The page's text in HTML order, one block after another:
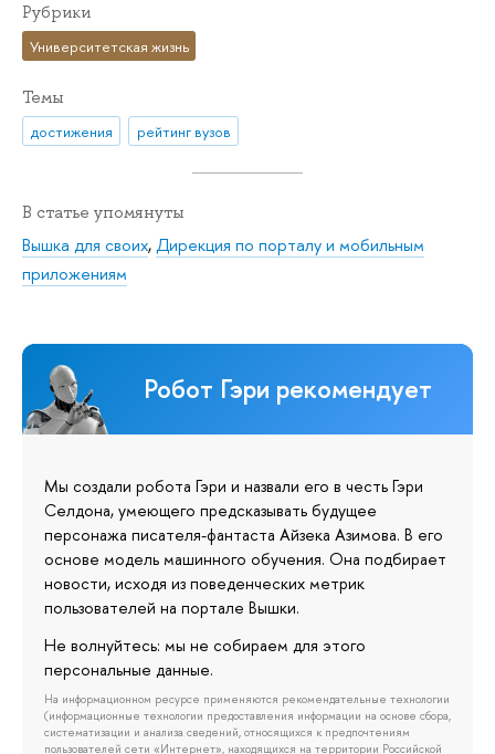
Рубрики
Университетская жизнь
Темы
достижения рейтинг вузов
В статье упомянуты
Вышка для своих,Дирекция по порталу и мобильным
приложениям
Робот Гэри рекомендует
Мы создали робота Гэри и назвали его в честь Гэри
Селдона, умеющего предсказывать будущее
персонажа писателя-фантаста Айзека Азимова. В его
основе модель машинного обучения. Она подбирает
новости, исходя из поведенческих метрик
пользователей на портале Вышки.
Не волнуйтесь: мы не собираем для этого
персональные данные.
На информационном ресурсе применяются рекомендательные технологии
(информационные технологии предоставления информации на основе сбора,
систематизации и анализа сведений, относящихся к предпочтениям
пользователей сети «Интернет», находящихся на территории Российской